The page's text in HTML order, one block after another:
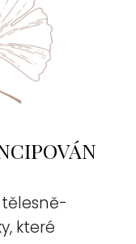
které